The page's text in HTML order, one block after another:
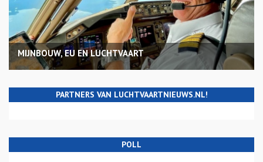
MIJNBOUW, EU EN LUCHTVAART
PARTNERS VAN LUCHTVAARTNIEUWS.NL!
POLL